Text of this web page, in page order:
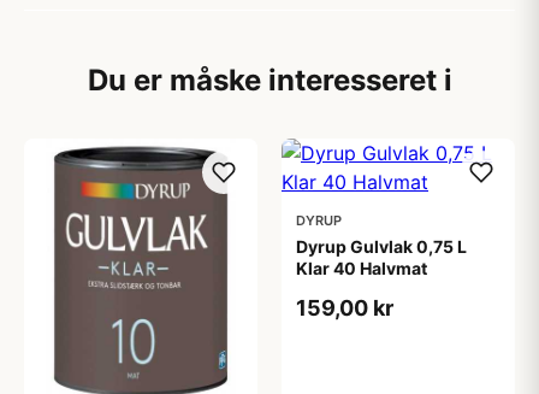
Du er måske interesseret i
DYRUP
Dyrup Gulvlak 0,75 L
Klar 40 Halvmat
159,00 kr